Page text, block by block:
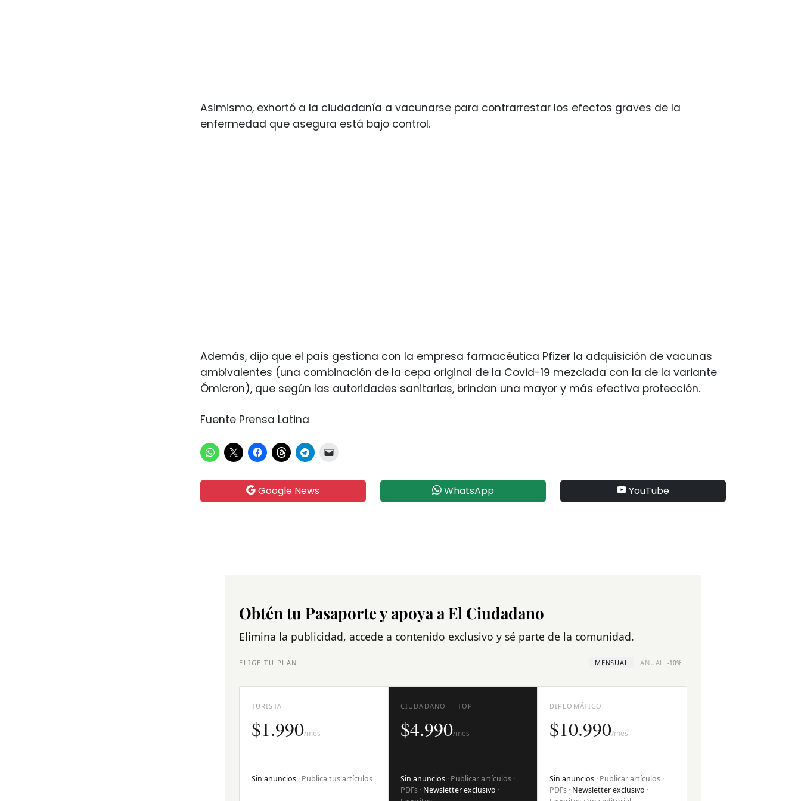
Asimismo, exhortó a la ciudadanía a vacunarse para contrarrestar los efectos graves de la
enfermedad que asegura está bajo control.
Además, dijo que el país gestiona con la empresa farmacéutica Pfizer la adquisición de vacunas
ambivalentes (una combinación de la cepa original de la Covid-19 mezclada con la de la variante
Ómicron), que según las autoridades sanitarias, brindan una mayor y más efectiva protección.
Fuente Prensa Latina
Google News WhatsApp YouTube
Obtén tu Pasaporte y apoya a El Ciudadano
Elimina la publicidad, accede a contenido exclusivo y sé parte de la comunidad.
ELIGE TU PLAN MENSUAL ANUAL -10%
TURISTA
$1.990/mes
Sin anuncios · Publica tus artículos
CIUDADANO — TOP
$4.990/mes
Sin anuncios · Publicar artículos ·
PDFs · Newsletter exclusivo ·
DIPLOMÁTICO
$10.990/mes
Sin anuncios · Publicar artículos ·
PDFs · Newsletter exclusivo ·